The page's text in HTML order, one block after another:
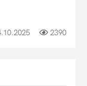
2390